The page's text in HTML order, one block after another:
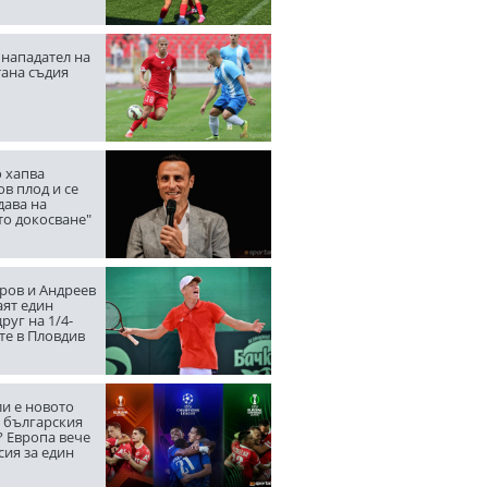
на
съдия
хапва
плод и се
на
докосване"
и Андреев
един
на 1/4-
в Пловдив
е новото
Европа вече
за един